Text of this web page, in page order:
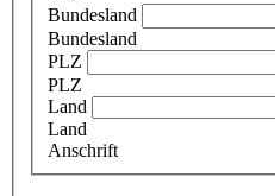
Bundesland
Bundesland
PLZ
PLZ
Land
Land
Anschrift